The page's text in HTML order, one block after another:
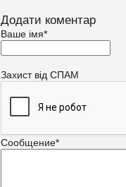
Додати коментар
Ваше імя*
Захист від СПАМ
Сообщение*